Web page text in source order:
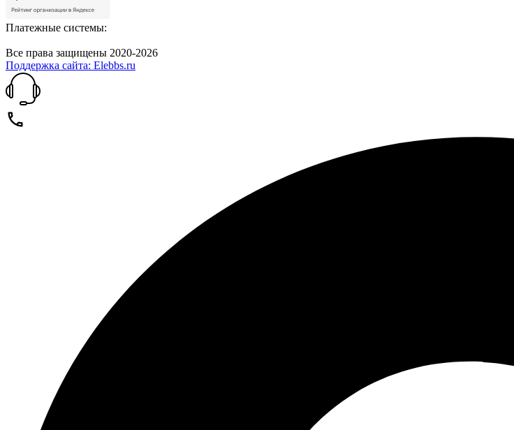
Платежные системы:
Все права защищены 2020-2026
Поддержка сайта: Elebbs.ru